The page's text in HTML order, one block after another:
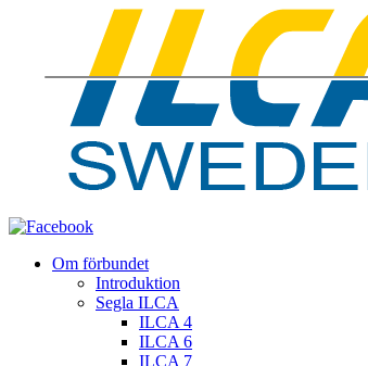
Om förbundet
Introduktion
Segla ILCA
ILCA 4
ILCA 6
ILCA 7